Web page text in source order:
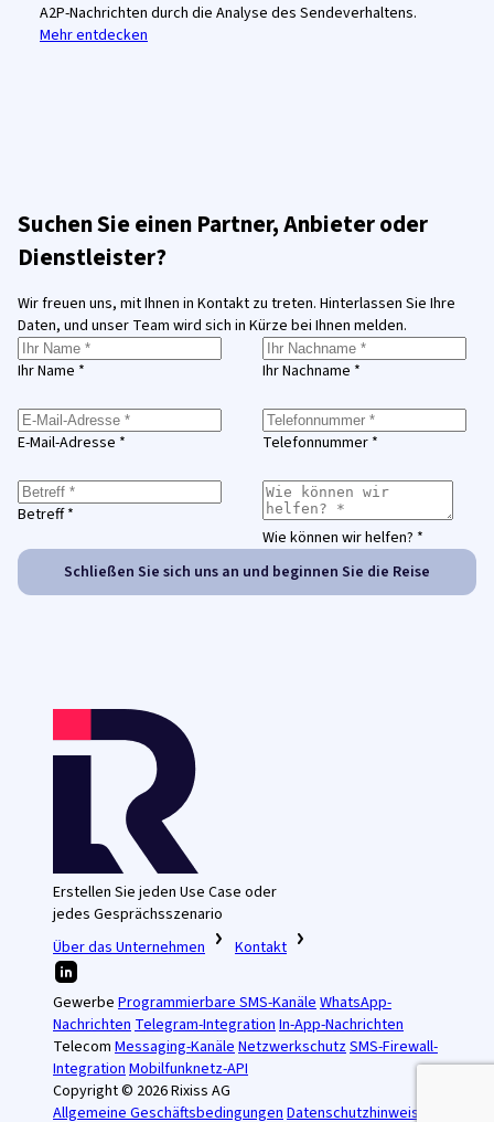
A2P-Nachrichten durch die Analyse des Sendeverhaltens.
Mehr entdecken
Suchen Sie einen Partner, Anbieter oder
Dienstleister?
Wir freuen uns, mit Ihnen in Kontakt zu treten. Hinterlassen Sie Ihre
Daten, und unser Team wird sich in Kürze bei Ihnen melden.
Ihr Name * Ihr Nachname *
E-Mail-Adresse * Telefonnummer *
Betreff *
Wie können wir helfen? *
Schließen Sie sich uns an und beginnen Sie die Reise
Erstellen Sie jeden Use Case oder
jedes Gesprächsszenario
Über das Unternehmen
Kontakt
Gewerbe Programmierbare SMS-KanäleWhatsApp-
NachrichtenTelegram-IntegrationIn-App-Nachrichten
Telecom Messaging-KanäleNetzwerkschutzSMS-Firewall-
IntegrationMobilfunknetz-API
Copyright © 2026 Rixiss AG
Allgemeine GeschäftsbedingungenDatenschutzhinweis